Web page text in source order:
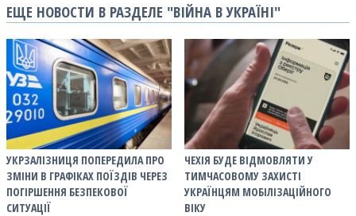
ЕЩЕ НОВОСТИ В РАЗДЕЛЕ "ВІЙНА В УКРАЇНІ"
УКРЗАЛІЗНИЦЯ ПОПЕРЕДИЛА ПРО
ЗМІНИ В ГРАФІКАХ ПОЇЗДІВ ЧЕРЕЗ
ПОГІРШЕННЯ БЕЗПЕКОВОЇ
СИТУАЦІЇ
ЧЕХІЯ БУДЕ ВІДМОВЛЯТИ У
ТИМЧАСОВОМУ ЗАХИСТІ
УКРАЇНЦЯМ МОБІЛІЗАЦІЙНОГО
ВІКУ